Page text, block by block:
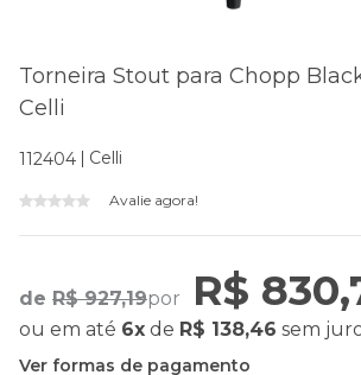
Torneira Stout para Chopp
Celli
112404 Celli
Avalie agora!
de R$ 927,19por R$
ou em até 6x de R$ 138,46 sem
Ver formas de pagamento